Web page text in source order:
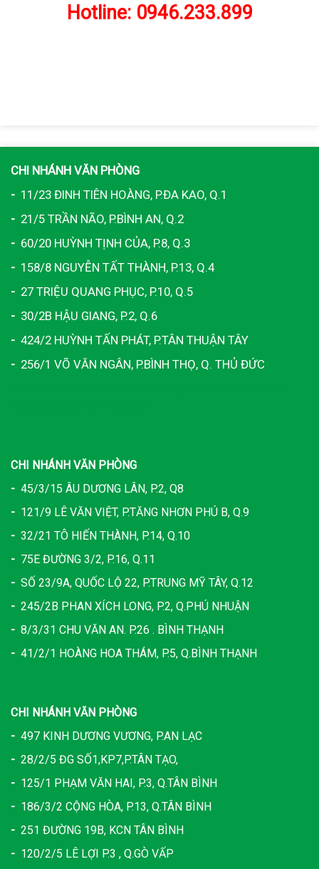
Hotline: 0946.233.899
CHI NHÁNH VĂN PHÒNG
- 11/23 ĐINH TIÊN HOÀNG, P.ĐA KAO, Q.1
- 21/5 TRẦN NÃO, P.BÌNH AN, Q.2
- 60/20 HUỲNH TỊNH CỦA, P.8, Q.3
- 158/8 NGUYỄN TẤT THÀNH, P.13, Q.4
- 27 TRIỆU QUANG PHỤC, P.10, Q.5
- 30/2B HẬU GIANG, P.2, Q.6
- 424/2 HUỲNH TẤN PHÁT, P.TÂN THUẬN TÂY
- 256/1 VÕ VĂN NGÂN, P.BÌNH THỌ, Q. THỦ ĐỨC
CHI NHÁNH VĂN PHÒNG
- 45/3/15 ÂU DƯƠNG LÂN, P.2, Q8
- 121/9 LÊ VĂN VIỆT, P.TĂNG NHƠN PHÚ B, Q.9
- 32/21 TÔ HIẾN THÀNH, P.14, Q.10
- 75E ĐƯỜNG 3/2, P.16, Q.11
- SỐ 23/9A, QUỐC LỘ 22, P.TRUNG MỸ TÂY, Q.12
- 245/2B PHAN XÍCH LONG, P.2, Q.PHÚ NHUẬN
- 8/3/31 CHU VĂN AN. P.26 . BÌNH THẠNH
- 41/2/1 HOÀNG HOA THÁM, P.5, Q.BÌNH THẠNH
CHI NHÁNH VĂN PHÒNG
- 497 KINH DƯƠNG VƯƠNG, P.AN LẠC
- 28/2/5 ĐG SỐ1,KP7,P.TÂN TẠO,
- 125/1 PHẠM VĂN HAI, P.3, Q.TÂN BÌNH
- 186/3/2 CỘNG HÒA, P.13, Q.TÂN BÌNH
- 251 ĐƯỜNG 19B, KCN TÂN BÌNH
- 120/2/5 LÊ LỢI P.3 , Q.GÒ VẤP